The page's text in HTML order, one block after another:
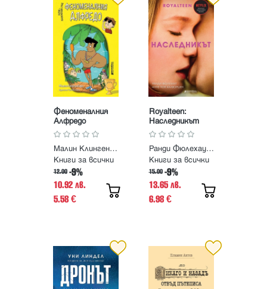
Феноменалния
Алфредо
Малин Клингенбери
Книги за всички
12.00 -9%
10.92 лв.
5.58€
Royalteen:
Наследникът
Ранди Фюлехауг, Анне Гюн Халворшен
Книги за всички
15.00 -9%
13.65 лв.
6.98€